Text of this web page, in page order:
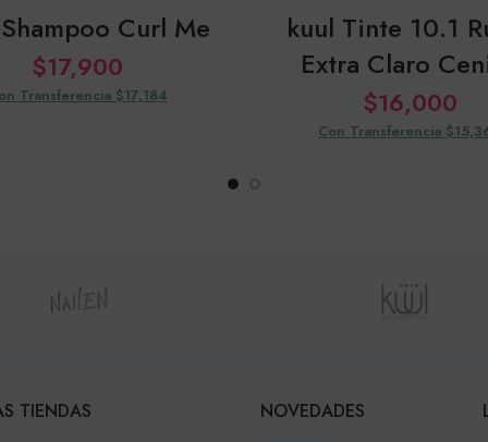
Curl Me
$17,900
Transferencia $17,184
kuul Tinte 10.1
Extra Claro
$16,000
Con Transferencia
TIENDAS NOVEDADES